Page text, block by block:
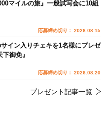
マイルの旅』一般試写会に10組
応募締め切り： 2026.08.15
イン入りチェキを1名様にプレゼ
御免』
応募締め切り： 2026.08.20
プレゼント記事一覧